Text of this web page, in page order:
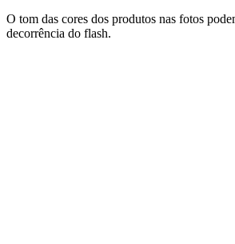
O tom das cores dos produtos nas fotos
decorrência do flash.